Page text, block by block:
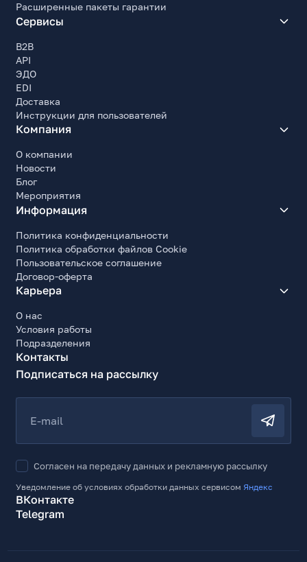
Расширенные пакеты гарантии
Сервисы
B2B
API
ЭДО
EDI
Доставка
Инструкции для пользователей
Компания
О компании
Новости
Блог
Мероприятия
Информация
Политика конфиденциальности
Политика обработки файлов Cookie
Пользовательское соглашение
Договор-оферта
Карьера
О нас
Условия работы
Подразделения
Контакты
Подписаться на рассылку
E-mail
Согласен на передачу данных и рекламную рассылку
Уведомление об условиях обработки данных сервисомЯндекс
ВКонтакте
Telegram